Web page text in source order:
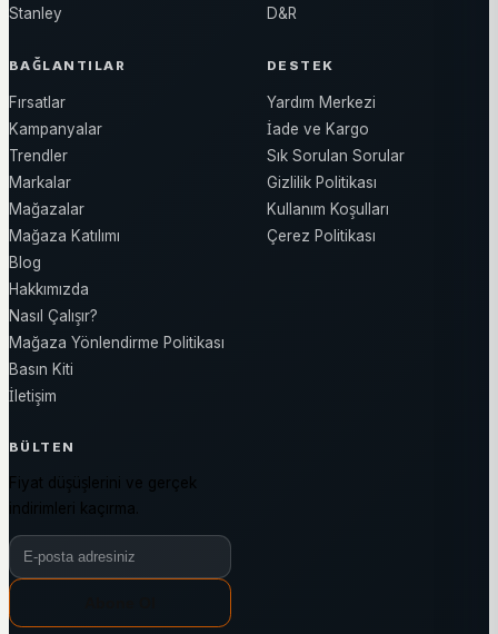
Stanley
D&R
BAĞLANTILAR
Fırsatlar
Kampanyalar
Trendler
Markalar
Mağazalar
Mağaza Katılımı
Blog
Hakkımızda
Nasıl Çalışır?
Mağaza Yönlendirme Politikası
Basın Kiti
İletişim
DESTEK
Yardım Merkezi
İade ve Kargo
Sık Sorulan Sorular
Gizlilik Politikası
Kullanım Koşulları
Çerez Politikası
BÜLTEN
Fiyat düşüşlerini ve gerçek
indirimleri kaçırma.
Bülten e-posta adresiniz